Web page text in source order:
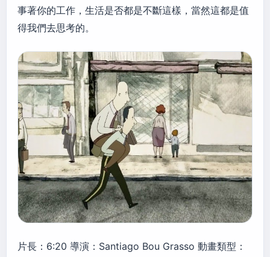
事著你的工作，生活是否都是不斷這樣，當然這都是值
得我們去思考的。
片長：6:20 導演：Santiago Bou Grasso 動畫類型：